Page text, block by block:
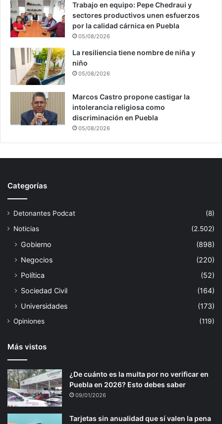
Trabajo en equipo: Pepe Chedraui y
sectores productivos unen esfuerzos
por la calidad cárnica en Puebla
05/08/2026
La resiliencia tiene nombre de niña y
niño
05/08/2026
Marcos Castro propone castigar la
intolerancia religiosa como
discriminación en Puebla
05/08/2026
Categorías
Detonantes Podcat
(8)
Noticias
(2.502)
Gobierno
(898)
Negocios
(220)
Política
(52)
Sociedad Civil
(164)
Universidades
(173)
Opiniones (119)
Más vistos
¿De cuánto es la multa por no verificar en
Puebla en 2026? Esto debes saber
09/01/2026
Tarjetas sin anualidad que sí valen la pena